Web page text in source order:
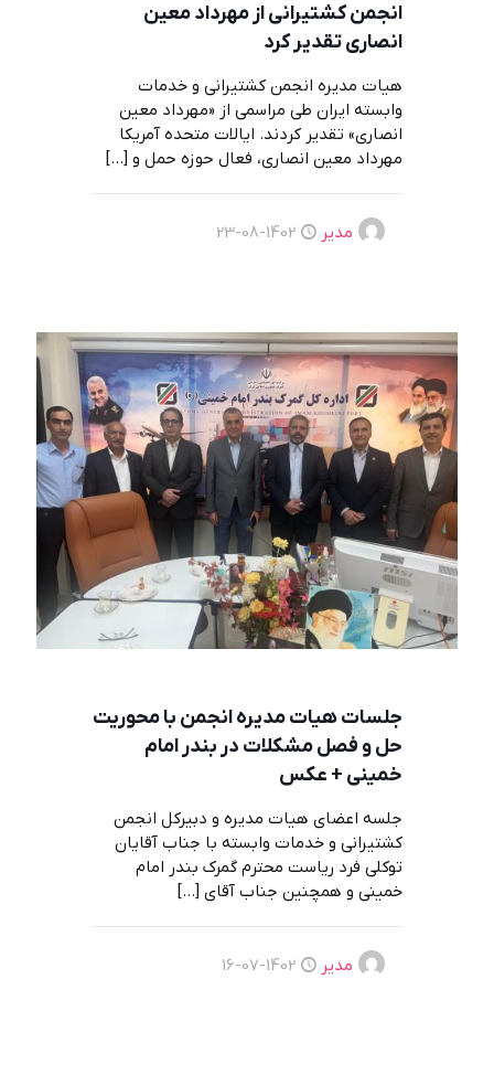
انجمن کشتیرانی از مهرداد معین
انصاری تقدیر کرد
هیات مدیره انجمن کشتیرانی و خدمات
وابسته ایران طی مراسمی از «مهرداد معین
انصاری» تقدیر کردند. ایالات متحده آمریکا
مهرداد معین انصاری، فعال حوزه حمل و […]
مدیر 1402-08-23
جلسات هیات مدیره انجمن با محوریت
حل و فصل مشکلات در بندر امام
خمینی + عکس
جلسه اعضای هیات مدیره و دبیرکل انجمن
کشتیرانی و خدمات وابسته با جناب آقایان
توکلی فرد ریاست محترم گمرک بندر امام
خمینی و همچنین جناب آقای […]
مدیر 1402-07-16